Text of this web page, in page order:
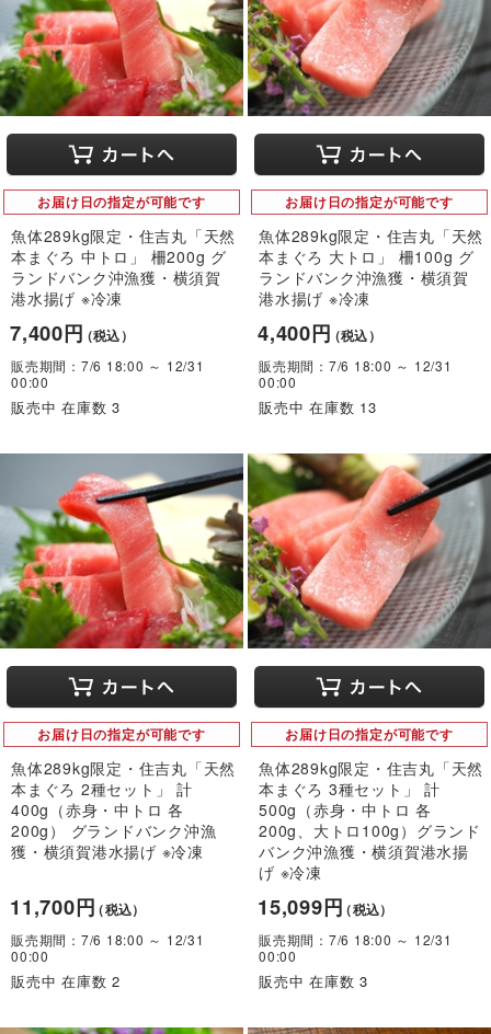
お届け日の指定が可能です
魚体289kg限定・住吉丸「天然
本まぐろ 中トロ」 柵200g グ
ランドバンク沖漁獲・横須賀
港水揚げ ※冷凍
7,400円（税込）
販売期間：7/6 18:00 ～ 12/31
00:00
販売中 在庫数 3
お届け日の指定が可能です
魚体289kg限定・住吉丸「天然
本まぐろ 大トロ」 柵100g グ
ランドバンク沖漁獲・横須賀
港水揚げ ※冷凍
4,400円（税込）
販売期間：7/6 18:00 ～ 12/31
00:00
販売中 在庫数 13
お届け日の指定が可能です
魚体289kg限定・住吉丸「天然
本まぐろ 2種セット」 計
400g（赤身・中トロ 各
200g） グランドバンク沖漁
獲・横須賀港水揚げ ※冷凍
11,700円（税込）
販売期間：7/6 18:00 ～ 12/31
00:00
販売中 在庫数 2
お届け日の指定が可能です
魚体289kg限定・住吉丸「天然
本まぐろ 3種セット」 計
500g（赤身・中トロ 各
200g、大トロ100g）グランド
バンク沖漁獲・横須賀港水揚
げ ※冷凍
15,099円（税込）
販売期間：7/6 18:00 ～ 12/31
00:00
販売中 在庫数 3